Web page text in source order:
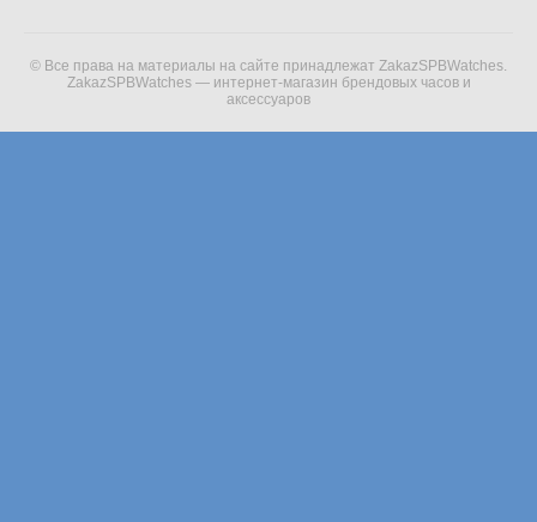
© Все права на материалы на сайте принадлежат ZakazSPBWatches.
ZakazSPBWatches — интернет-магазин брендовых часов и
аксессуаров